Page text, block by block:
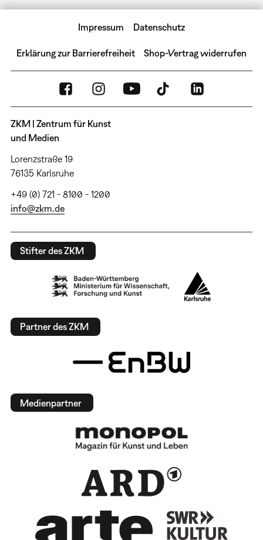
Impressum Datenschutz
Erklärung zur Barrierefreiheit Shop-Vertrag widerrufen
ZKM | Zentrum für Kunst
und Medien
Lorenzstraße 19
76135 Karlsruhe
+49 (0) 721 - 8100 - 1200
info@zkm.de
Stifter des ZKM
Partner des ZKM
Medienpartner